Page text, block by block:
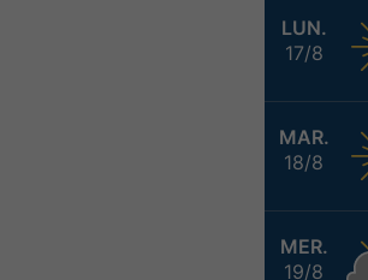
LUN.
17/8
MAR.
18/8
MER.
19/8